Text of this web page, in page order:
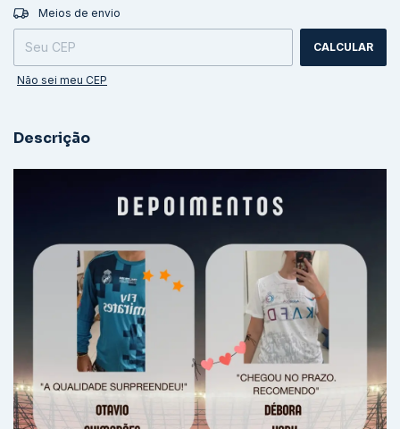
Entregas para o CEP:
Meios de envio
CALCULAR
Não sei meu CEP
Descrição